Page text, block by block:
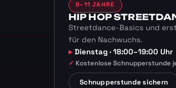
9–11 JAHRE
HIP HOP
Streetdance-Basics und
für den Nachwuchs.
Dienstag · 18:00–19:00 Uhr
Kostenlose Schnupperstunde
Schnupperstunde sichern